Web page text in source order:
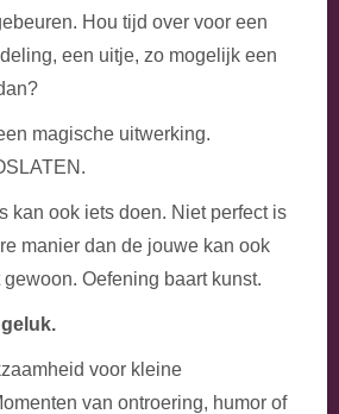
Hou tijd over voor een
een uitje, zo mogelijk een
magische uitwerking.
kan ook iets doen. Niet perfect is
manier dan de jouwe kan ook
Oefening baart kunst.
voor kleine
van ontroering, humor of